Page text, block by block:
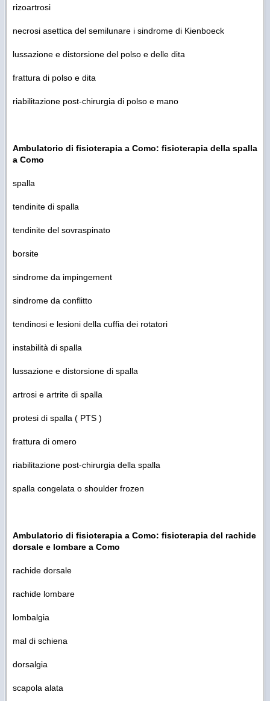
rizoartrosi
necrosi asettica del semilunare i sindrome di Kienboeck
lussazione e distorsione del polso e delle dita
frattura di polso e dita
riabilitazione post-chirurgia di polso e mano
Ambulatorio di fisioterapia a Como: fisioterapia della spalla
a Como
spalla
tendinite di spalla
tendinite del sovraspinato
borsite
sindrome da impingement
sindrome da conflitto
tendinosi e lesioni della cuffia dei rotatori
instabilità di spalla
lussazione e distorsione di spalla
artrosi e artrite di spalla
protesi di spalla ( PTS )
frattura di omero
riabilitazione post-chirurgia della spalla
spalla congelata o shoulder frozen
Ambulatorio di fisioterapia a Como: fisioterapia del rachide
dorsale e lombare a Como
rachide dorsale
rachide lombare
lombalgia
mal di schiena
dorsalgia
scapola alata